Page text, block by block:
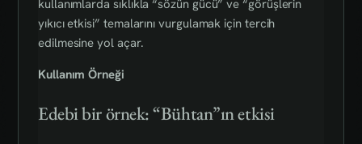
kullanımlarda sıklıkla “sözün gücü” ve “görüşlerin
yıkıcı etkisi” temalarını vurgulamak için tercih
edilmesine yol açar.
Kullanım Örneği
Edebi bir örnek: “Bühtan”ın etkisi